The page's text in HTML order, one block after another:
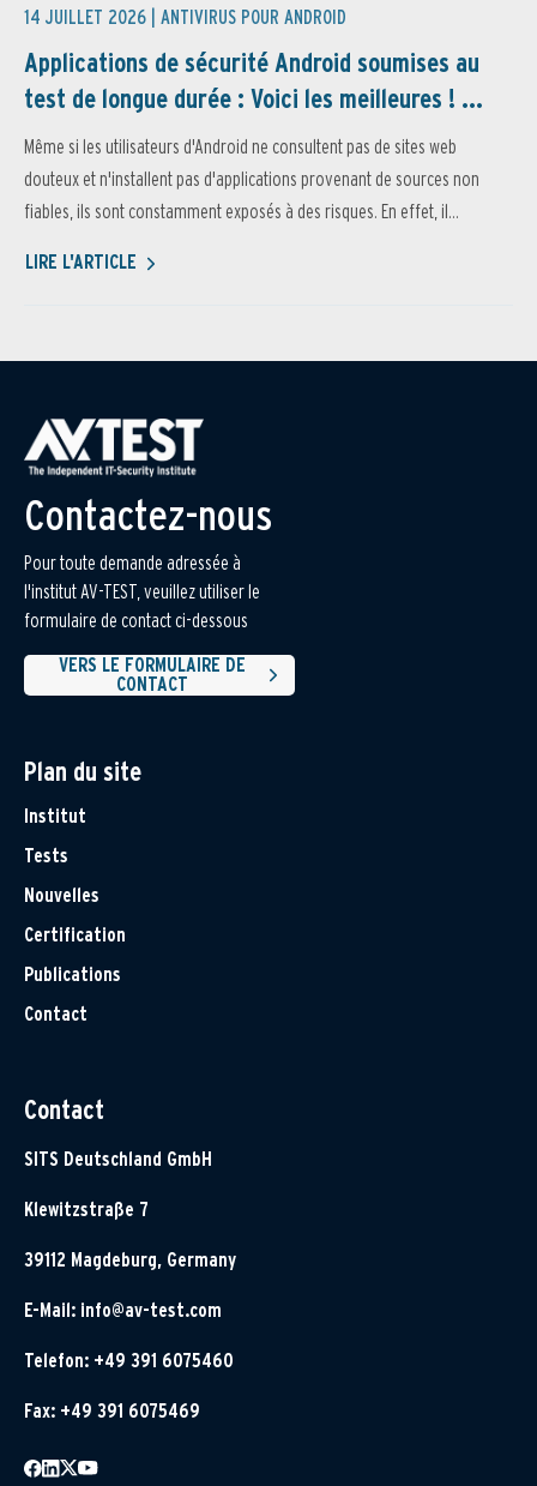
14 JUILLET 2026 | ANTIVIRUS POUR ANDROID
Applications de sécurité Android soumises au
test de longue durée : Voici les meilleures ! ...
Même si les utilisateurs d'Android ne consultent pas de sites web
douteux et n'installent pas d'applications provenant de sources non
fiables, ils sont constamment exposés à des risques. En effet, il...
LIRE L'ARTICLE
Contactez-nous
Pour toute demande adressée à
l'institut AV-TEST, veuillez utiliser le
formulaire de contact ci-dessous
VERS LE FORMULAIRE DE
CONTACT
Plan du site
Institut
Tests
Nouvelles
Certification
Publications
Contact
Contact
SITS Deutschland GmbH
Klewitzstraße 7
39112 Magdeburg, Germany
E-Mail: info@av-test.com
Telefon: +49 391 6075460
Fax: +49 391 6075469